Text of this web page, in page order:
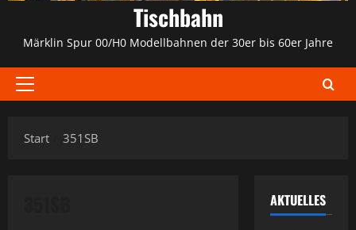
Tischbahn
Märklin Spur 00/H0 Modellbahnen der 30er bis 60er Jahre
Primäres
Start
351SB
AKTUELLES